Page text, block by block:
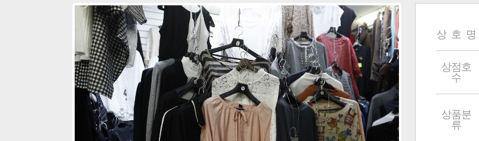
상 호 명
상점호
수
상품분
류